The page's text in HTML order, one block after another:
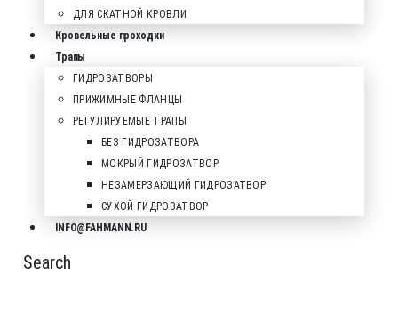
ДЛЯ СКАТНОЙ КРОВЛИ
Кровельные проходки
Трапы
ГИДРОЗАТВОРЫ
ПРИЖИМНЫЕ ФЛАНЦЫ
РЕГУЛИРУЕМЫЕ ТРАПЫ
БЕЗ ГИДРОЗАТВОРА
МОКРЫЙ ГИДРОЗАТВОР
НЕЗАМЕРЗАЮЩИЙ ГИДРОЗАТВОР
СУХОЙ ГИДРОЗАТВОР
INFO@FAHMANN.RU
Search